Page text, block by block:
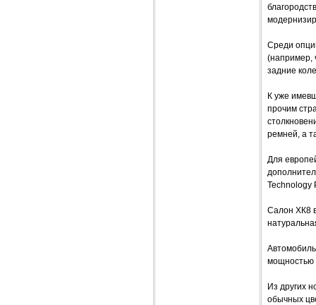
Среди
(например,
задние
К уже
прочим
ремней, а
Для
Technology
Салон ХК8
мощностью
Из других
обычных